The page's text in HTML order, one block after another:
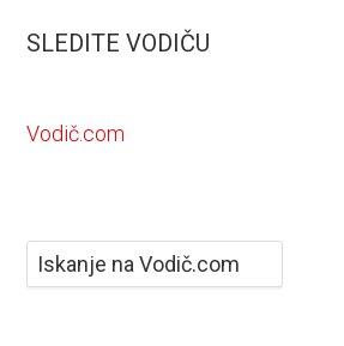
SLEDITE VODIČU
Vodič.com